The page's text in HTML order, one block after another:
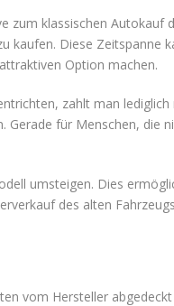
zum klassischen Autokauf
kaufen. Diese Zeitspanne
Option machen.
zahlt man
Gerade für Menschen, die
umsteigen. Dies
des alten
vom Hersteller